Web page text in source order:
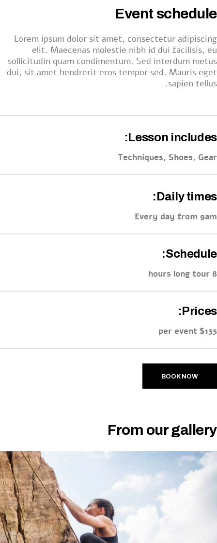
Event schedule
Lorem ipsum dolor sit amet, consectetur adipiscing
elit. Maecenas molestie nibh id dui facilisis, eu
sollicitudin quam condimentum. Sed interdum metus
dui, sit amet hendrerit eros tempor sed. Mauris eget
sapien tellus.
Lesson includes:
Techniques, Shoes, Gear
Daily times:
Every day from 9am
Schedule:
8 hours long tour
Prices:
$135 per event
BOOK NOW
From our gallery